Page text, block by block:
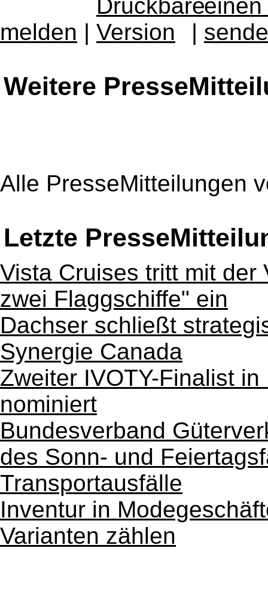
melden | |
Weitere
Alle PresseMitteilungen
Letzte
Vista Cruises tritt mit der
zwei Flaggschiffe" ein
Dachser schließt
Synergie Canada
Zweiter IVOTY-Finalist
nominiert
Bundesverband
des Sonn- und
Transportausfälle
Inventur in
Varianten zählen